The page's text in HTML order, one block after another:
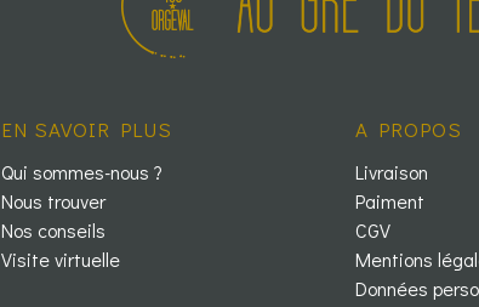
EN SAVOIR PLUS
Qui sommes-nous ?
Nous trouver
Nos conseils
Visite virtuelle
A PROPOS
Livraison
Paiment
CGV
Mentions
Données